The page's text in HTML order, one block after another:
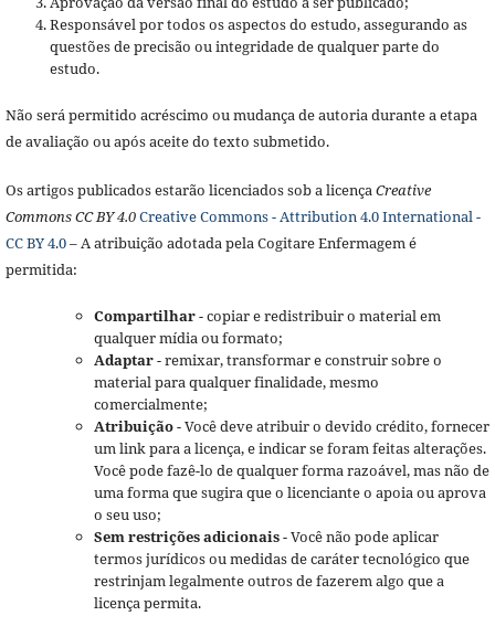
Responsável por todos os aspectos do estudo, assegurando as
questões de precisão ou integridade de qualquer parte do
estudo.
Não será permitido acréscimo ou mudança de autoria durante a etapa
de avaliação ou após aceite do texto submetido.
Os artigos publicados estarão licenciados sob a licençaCreative
Commons CC BY 4.0Creative Commons - Attribution 4.0 International -
CC BY 4.0– A atribuição adotada pela Cogitare Enfermagem é
permitida:
Compartilhar- copiar e redistribuir o material em
qualquer mídia ou formato;
Adaptar- remixar, transformar e construir sobre o
material para qualquer finalidade, mesmo
comercialmente;
Atribuição- Você deve atribuir o devido crédito, fornecer
um link para a licença, e indicar se foram feitas alterações.
Você pode fazê-lo de qualquer forma razoável, mas não de
uma forma que sugira que o licenciante o apoia ou aprova
o seu uso;
Sem restrições adicionais- Você não pode aplicar
termos jurídicos ou medidas de caráter tecnológico que
restrinjam legalmente outros de fazerem algo que a
licença permita.